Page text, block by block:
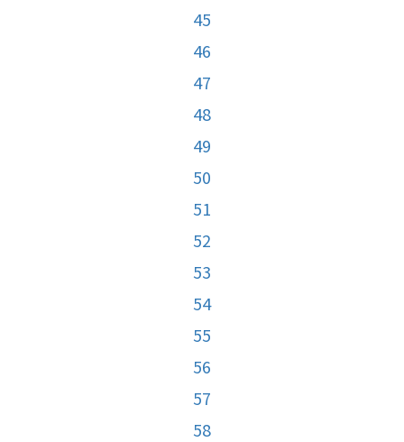
45
46
47
48
49
50
51
52
53
54
55
56
57
58